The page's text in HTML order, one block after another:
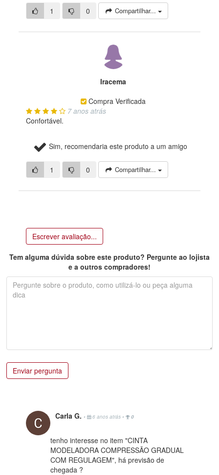
1 0 Compartilhar...
Iracema
Compra Verificada
7 anos atrás
Confortável.
Sim, recomendaria este produto a um amigo
1 0 Compartilhar...
Escrever avaliação...
Tem alguma dúvida sobre este produto? Pergunte ao lojista
e a outros compradores!
Enviar pergunta
Carla G. • 6 anos atrás • 0
tenho interesse no item "CINTA
MODELADORA COMPRESSÃO GRADUAL
COM REGULAGEM", há previsão de
chegada ?